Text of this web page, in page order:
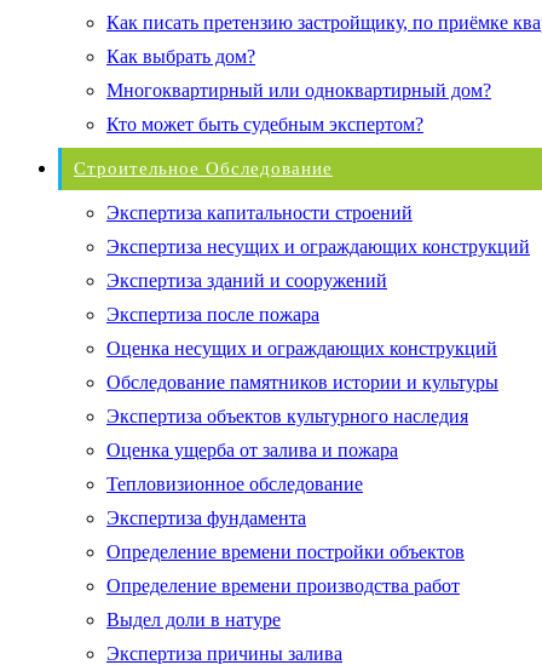
Как писать претензию застройщику, по приёмке
Как выбрать дом?
Многоквартирный или одноквартирный дом?
Кто может быть судебным экспертом?
Строительное Обследование
Экспертиза капитальности строений
Экспертиза несущих и ограждающих конструкций
Экспертиза зданий и сооружений
Экспертиза после пожара
Оценка несущих и ограждающих конструкций
Обследование памятников истории и культуры
Экспертиза объектов культурного наследия
Оценка ущерба от залива и пожара
Тепловизионное обследование
Экспертиза фундамента
Определение времени постройки объектов
Определение времени производства работ
Выдел доли в натуре
Экспертиза причины залива